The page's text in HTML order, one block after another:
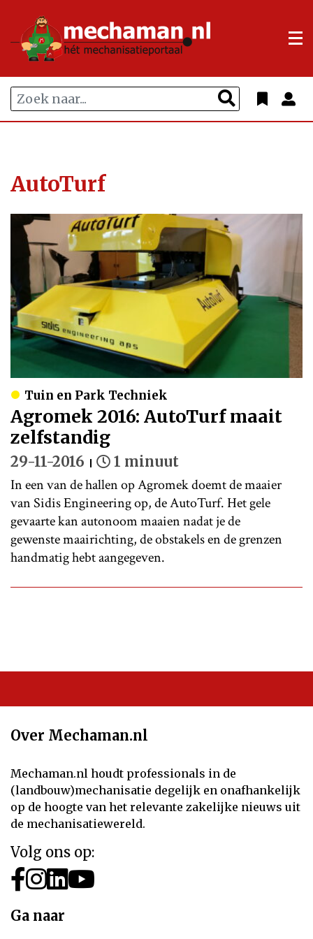
AutoTurf
Tuin en Park Techniek
Agromek 2016: AutoTurf maait
zelfstandig
29-11-2016 1 minuut
In een van de hallen op Agromek doemt de maaier
van Sidis Engineering op, de AutoTurf. Het gele
gevaarte kan autonoom maaien nadat je de
gewenste maairichting, de obstakels en de grenzen
handmatig hebt aangegeven.
Over Mechaman.nl
Mechaman.nl houdt professionals in de
(landbouw)mechanisatie degelijk en onafhankelijk
op de hoogte van het relevante zakelijke nieuws uit
de mechanisatiewereld.
Volg ons op:
Ga naar